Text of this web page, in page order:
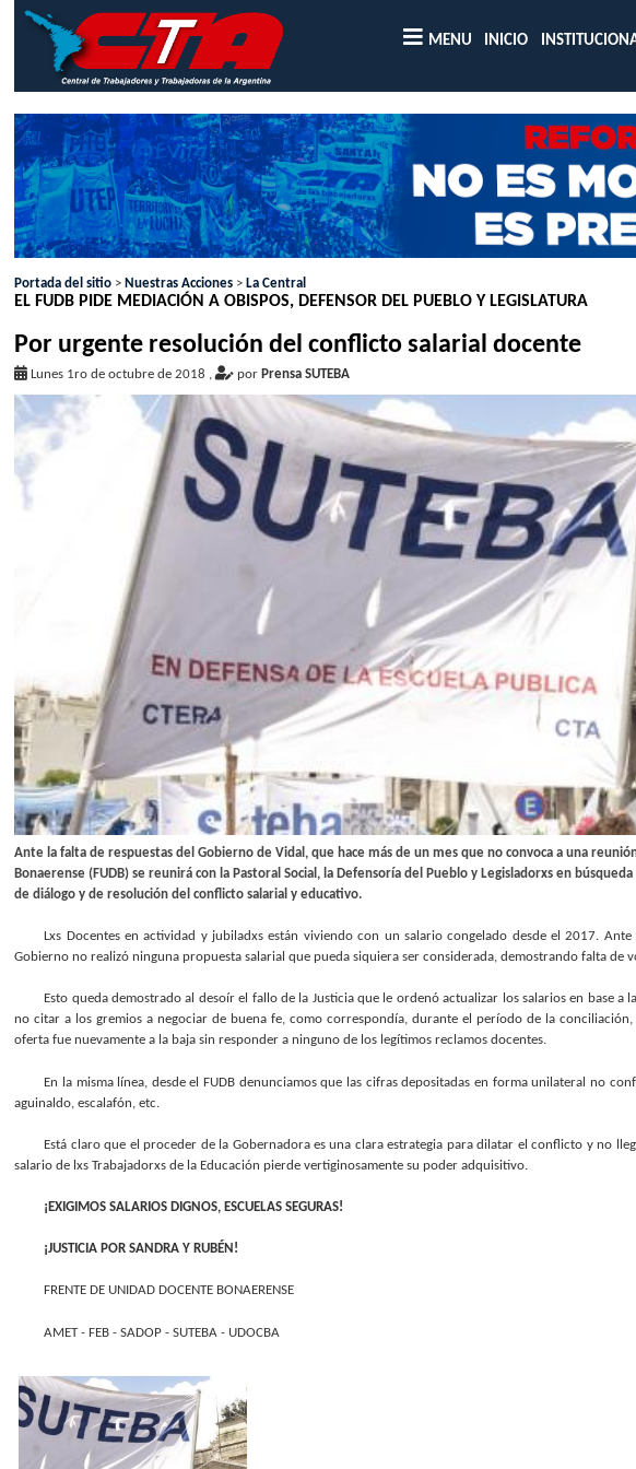
MENU INICIO
Portada del sitio > Nuestras Acciones > La Central
EL FUDB PIDE MEDIACIÓN A OBISPOS, DEFENSOR DEL PUEBLO Y LEGISLATURA
Por urgente resolución del conflicto salarial docente
Lunes 1ro de octubre de 2018 , por Prensa SUTEBA
Ante la falta de respuestas del Gobierno de Vidal, que hace más de un mes que no convoca a una
Bonaerense (FUDB) se reunirá con la Pastoral Social, la Defensoría del Pueblo y Legisladorxs en
de diálogo y de resolución del conflicto salarial y educativo.
Lxs Docentes en actividad y jubiladxs están viviendo con un salario congelado desde el 2017.
Gobierno no realizó ninguna propuesta salarial que pueda siquiera ser considerada, demostrando falta de
Esto queda demostrado al desoír el fallo de la Justicia que le ordenó actualizar los salarios en base a
no citar a los gremios a negociar de buena fe, como correspondía, durante el período de la
oferta fue nuevamente a la baja sin responder a ninguno de los legítimos reclamos docentes.
En la misma línea, desde el FUDB denunciamos que las cifras depositadas en forma unilateral no
aguinaldo, escalafón, etc.
Está claro que el proceder de la Gobernadora es una clara estrategia para dilatar el conflicto y no
salario de lxs Trabajadorxs de la Educación pierde vertiginosamente su poder adquisitivo.
¡EXIGIMOS SALARIOS DIGNOS, ESCUELAS SEGURAS!
¡JUSTICIA POR SANDRA Y RUBÉN!
FRENTE DE UNIDAD DOCENTE BONAERENSE
AMET - FEB - SADOP - SUTEBA - UDOCBA